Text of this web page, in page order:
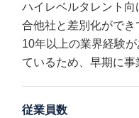
ハイレベルタレント
合他社と差別化ができ
10年以上の業界経験
ているため、早期に事
従業員数